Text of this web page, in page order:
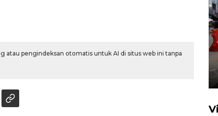
atau pengindeksan otomatis untuk AI di situs web ini tanpa
Pelaporan SPT Tahunan di